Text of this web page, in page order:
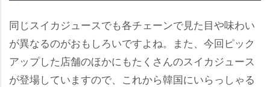
同じスイカジュースでも各チェーンで見た目や味わい
が異なるのがおもしろいですよね。また、今回ピック
アップした店舗のほかにもたくさんのスイカジュース
が登場していますので、これから韓国にいらっしゃる